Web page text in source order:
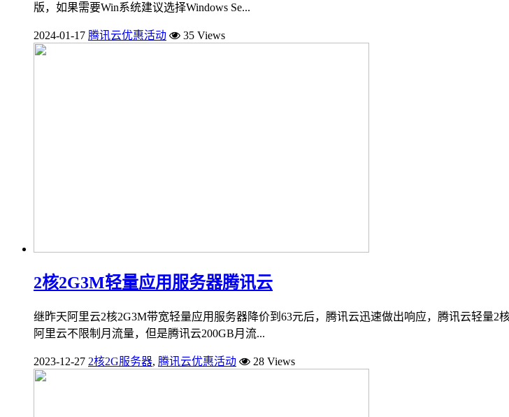
版，如果需要Win系统建议选择Windows Se...
2024-01-17 腾讯云优惠活动 35 Views
2核2G3M轻量应用服务器腾讯云
继昨天阿里云2核2G3M带宽轻量应用服务器降价到63元后，腾讯云迅速做出响应，腾讯云轻量2
阿里云不限制月流量，但是腾讯云200GB月流...
2023-12-27 2核2G服务器, 腾讯云优惠活动 28 Views